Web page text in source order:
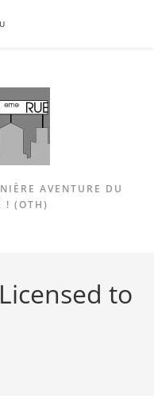
AVENTURE DU
! (OTH)
to